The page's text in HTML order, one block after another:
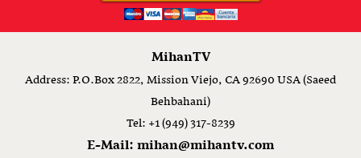
MihanTV
Address: P.O.Box 2822, Mission Viejo, CA 92690 USA (Saeed
Behbahani)
Tel: +1 (949) 317-8239
E-Mail: mihan@mihantv.com